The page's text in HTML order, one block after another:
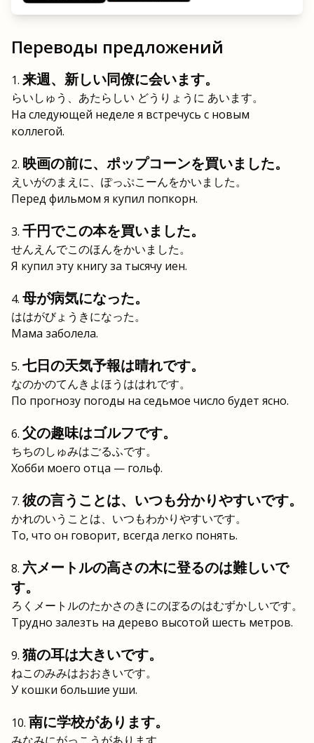
Переводы предложений
来週、新しい同僚に会います。
らいしゅう、あたらしい どうりょうに あいます。
На следующей неделе я встречусь с новым
коллегой.
映画の前に、ポップコーンを買いました。
えいがのまえに、ぽっぷこーんをかいました。
Перед фильмом я купил попкорн.
千円でこの本を買いました。
せんえんでこのほんをかいました。
Я купил эту книгу за тысячу иен.
母が病気になった。
ははがびょうきになった。
Мама заболела.
七日の天気予報は晴れです。
なのかのてんきよほうははれです。
По прогнозу погоды на седьмое число будет ясно.
父の趣味はゴルフです。
ちちのしゅみはごるふです。
Хобби моего отца — гольф.
彼の言うことは、いつも分かりやすいです。
かれのいうことは、いつもわかりやすいです。
То, что он говорит, всегда легко понять.
六メートルの高さの木に登るのは難しいで
す。
ろくメートルのたかさのきにのぼるのはむずかしいです。
Трудно залезть на дерево высотой шесть метров.
猫の耳は大きいです。
ねこのみみはおおきいです。
У кошки большие уши.
南に学校があります。